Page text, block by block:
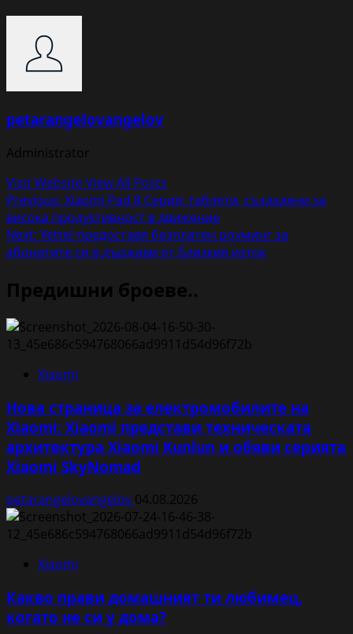
petarangelovangelov
Administrator
Visit WebsiteView All Posts
Post
navigation
Previous: Xiaomi Pad 8 Серия: таблети, създадени за
висока продуктивност в движение
Next: Yettel предоставя безплатен роуминг за
абонатите си в държави от Близкия изток
Предишни броеве..
Xiaomi
Нова страница за електромобилите на
Xiaomi: Xiaomi представи техническата
архитектура Xiaomi Kunlun и обяви серията
Xiaomi SkyNomad
petarangelovangelov 04.08.2026
Xiaomi
Какво прави домашният ти любимец,
когато не си у дома?